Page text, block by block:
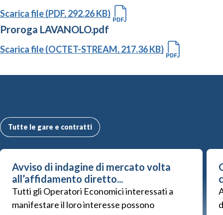
Scarica file (PDF, 292.26 KB)
Proroga LAVANOLO.pdf
Scarica file (OCTET-STREAM, 217.36 KB)
Tutte le gare e contratti
Avviso di indagine di mercato volta
all’affidamento diretto...
Tutti gli Operatori Economici interessati a
manifestare il loro interesse possono